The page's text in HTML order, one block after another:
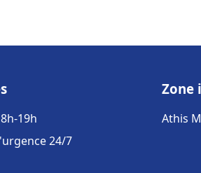
19h
24/7
Zone
Athis